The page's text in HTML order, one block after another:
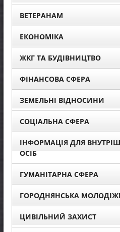
ВЕТЕРАНАМ
ЕКОНОМІКА
ЖКГ ТА БУДІВНИЦТВО
ФІНАНСОВА СФЕРА
ЗЕМЕЛЬНІ ВІДНОСИНИ
СОЦІАЛЬНА СФЕРА
ІНФОРМАЦІЯ ДЛЯ
ОСІБ
ГУМАНІТАРНА СФЕРА
ГОРОДНЯНСЬКА
ЦИВІЛЬНИЙ ЗАХИСТ